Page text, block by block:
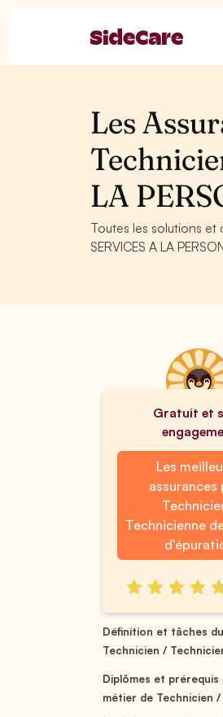
Les
LA
Toutes les solutions
SERVICES A LA
Gratuit et
Les
assurances
Technicienne
Définition et tâches
Technicien /
Diplômes et prérequis
métier de Technicien /